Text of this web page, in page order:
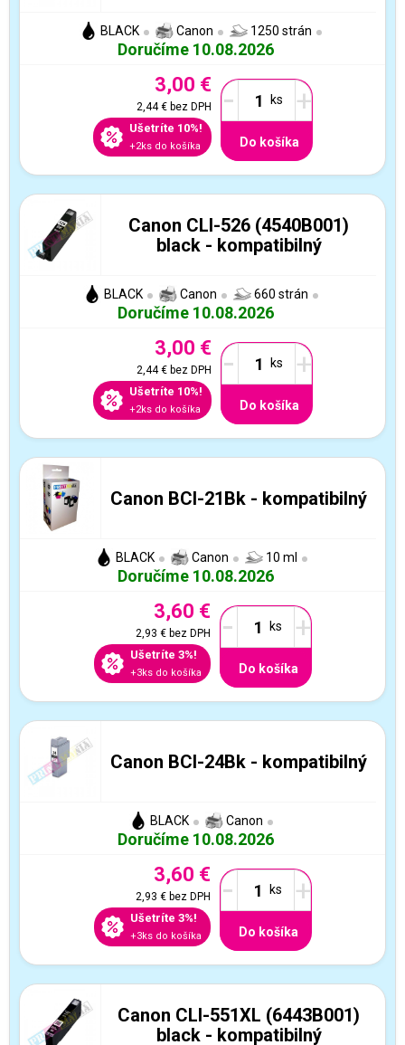
BLACK Canon 1250 strán
Doručíme 10.08.2026
3,00 €
2,44 €bez DPH
Ušetríte 10%!
+2ks do košíka
- +
Do košíka
Canon CLI-526 (4540B001)
black - kompatibilný
BLACK Canon 660 strán
Doručíme 10.08.2026
3,00 €
2,44 €bez DPH
Ušetríte 10%!
+2ks do košíka
- +
Do košíka
Canon BCI-21Bk - kompatibilný
BLACK Canon 10 ml
Doručíme 10.08.2026
3,60 €
2,93 €bez DPH
Ušetríte 3%!
+3ks do košíka
- +
Do košíka
Canon BCI-24Bk - kompatibilný
BLACK Canon
Doručíme 10.08.2026
3,60 €
2,93 €bez DPH
Ušetríte 3%!
+3ks do košíka
- +
Do košíka
Canon CLI-551XL (6443B001)
black - kompatibilný